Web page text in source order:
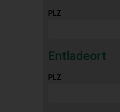
PLZ
Entladeort
PLZ